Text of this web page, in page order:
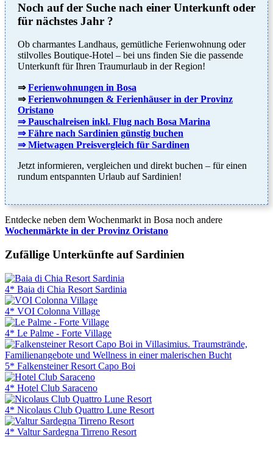
Noch auf der Suche nach einer Unterkunft oder
für nächstes Jahr ?
Ob charmantes Landhaus, gemütliche Ferienwohnung oder
stilvolles Boutique-Hotel – bei uns finden Sie die passende
Unterkunft für Ihren Traumurlaub in der Region!
⇒Ferienwohnungen in Bosa
⇒Ferienwohnungen & Ferienhäuser in der Provinz
Oristano
⇒ Pauschalreisen inkl. Flug nach Bosa Marina
⇒ Fähre nach Sardinien günstig buchen
⇒ Mietwagen Preisvergleich für Sardinen
Jetzt informieren, vergleichen und direkt buchen – für einen
rundum entspannten Urlaub auf Sardinien!
Entdecke neben dem Wochenmarkt in Bosa noch andere
Wochenmärkte in der Provinz Oristano
Zufällige Unterkünfte auf Sardinien
4* Baia di Chia Resort Sardinia
4* VOI Colonna Village
4* Le Palme - Forte Village
5* Falkensteiner Resort Capo Boi
4* Hotel Club Saraceno
4* Nicolaus Club Quattro Lune Resort
4* Valtur Sardegna Tirreno Resort